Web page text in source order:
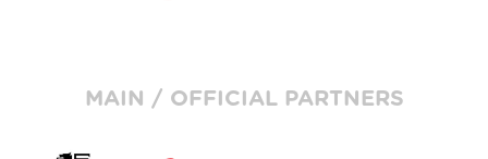
MAIN / OFFICIAL PARTNERS